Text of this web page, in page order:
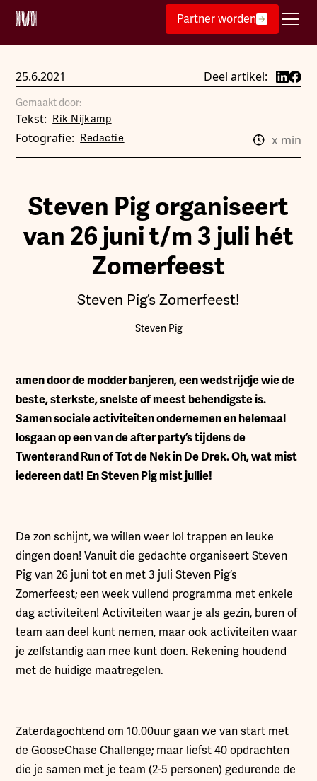
Partner worden
25.6.2021 Deel artikel:
Gemaakt door:
Tekst: Rik Nijkamp
Fotografie: Redactie x min
Steven Pig organiseert
van 26 juni t/m 3 juli hét
Zomerfeest
Steven Pig’s Zomerfeest!
Steven Pig
amen door de modder banjeren, een wedstrijdje wie de
beste, sterkste, snelste of meest behendigste is.
Samen sociale activiteiten ondernemen en helemaal
losgaan op een van de after party’s tijdens de
Twenterand Run of Tot de Nek in De Drek. Oh, wat mist
iedereen dat! En Steven Pig mist jullie!
De zon schijnt, we willen weer lol trappen en leuke
dingen doen! Vanuit die gedachte organiseert Steven
Pig van 26 juni tot en met 3 juli Steven Pig’s
Zomerfeest; een week vullend programma met enkele
dag activiteiten! Activiteiten waar je als gezin, buren of
team aan deel kunt nemen, maar ook activiteiten waar
je zelfstandig aan mee kunt doen. Rekening houdend
met de huidige maatregelen.
Zaterdagochtend om 10.00uur gaan we van start met
de GooseChase Challenge; maar liefst 40 opdrachten
die je samen met je team (2-5 personen) gedurende de